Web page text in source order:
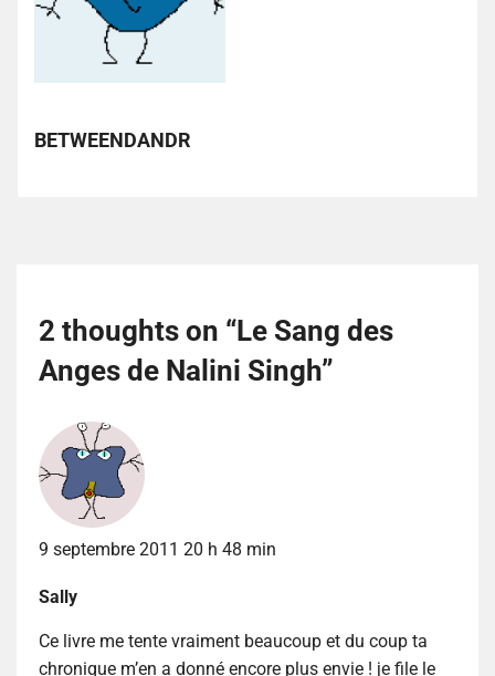
BETWEENDANDR
2 thoughts on “Le Sang des
Anges de Nalini Singh”
9 septembre 2011 20 h 48 min
Sally
Ce livre me tente vraiment beaucoup et du coup ta
chronique m’en a donné encore plus envie ! je file le